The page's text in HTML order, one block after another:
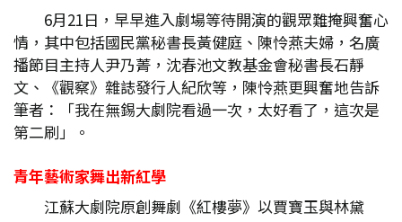
6月21日，早早進入劇場等待開演的觀眾難掩興奮心
情，其中包括國民黨秘書長黃健庭、陳怜燕夫婦，名廣
播節目主持人尹乃菁，沈春池文教基金會秘書長石靜
文、《觀察》雜誌發行人紀欣等，陳怜燕更興奮地告訴
筆者：「我在無錫大劇院看過一次，太好看了，這次是
第二刷」。
青年藝術家舞出新紅學
江蘇大劇院原創舞劇《紅樓夢》以賈寶玉與林黛